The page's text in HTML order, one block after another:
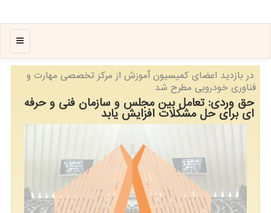
منو
در بازدید اعضای كمیسیون آموزش از مركز تخصصی مهارت و
فناوری خودرویی مطرح شد
حق وردی: تعامل بین مجلس و سازمان فنی و حرفه
ای برای حل مشکلات افزایش یابد